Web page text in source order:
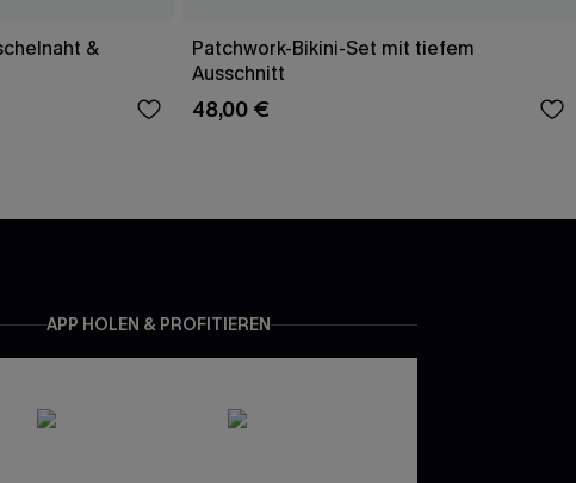
&
Patchwork-Bikini-Set mit tiefem
Ausschnitt
48,00 €
APP HOLEN & PROFITIEREN